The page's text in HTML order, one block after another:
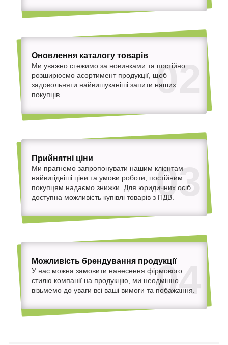
02
Оновлення каталогу товарів
Ми уважно стежимо за новинками та постійно
розширюємо асортимент продукції, щоб
задовольняти найвишуканіші запити наших
покупців.
03
Прийнятні ціни
Ми прагнемо запропонувати нашим клієнтам
найвигідніші ціни та умови роботи, постійним
покупцям надаємо знижки. Для юридичних осіб
доступна можливість купівлі товарів з ПДВ.
04
Можливість брендування продукції
У нас можна замовити нанесення фірмового
стилю компанії на продукцію, ми неодмінно
візьмемо до уваги всі ваші вимоги та побажання.